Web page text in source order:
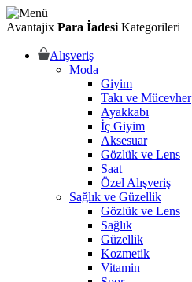
Avantajix Para İadesi Kategorileri
Alışveriş
Moda
Giyim
Takı ve Mücevher
Ayakkabı
İç Giyim
Aksesuar
Gözlük ve Lens
Saat
Özel Alışveriş
Sağlık ve Güzellik
Gözlük ve Lens
Sağlık
Güzellik
Kozmetik
Vitamin